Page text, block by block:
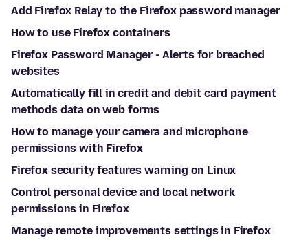
Add Firefox Relay to the Firefox password manager
How to use Firefox containers
Firefox Password Manager - Alerts for breached
websites
Automatically fill in credit and debit card payment
methods data on web forms
How to manage your camera and microphone
permissions with Firefox
Firefox security features warning on Linux
Control personal device and local network
permissions in Firefox
Manage remote improvements settings in Firefox